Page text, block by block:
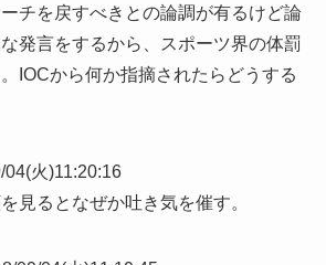
チを戻すべきとの論調が有るけど論
発言をするから、スポーツ界の体罰
IOCから何か指摘されたらどうする
04(火)11:20:16
見るとなぜか吐き気を催す。